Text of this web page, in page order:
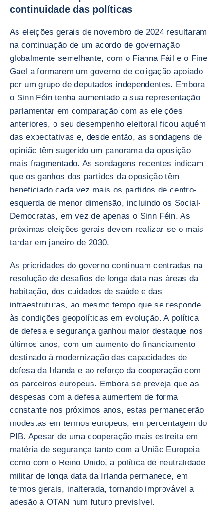
continuidade das políticas
As eleições gerais de novembro de 2024 resultaram
na continuação de um acordo de governação
globalmente semelhante, com o Fianna Fáil e o Fine
Gael a formarem um governo de coligação apoiado
por um grupo de deputados independentes. Embora
o Sinn Féin tenha aumentado a sua representação
parlamentar em comparação com as eleições
anteriores, o seu desempenho eleitoral ficou aquém
das expectativas e, desde então, as sondagens de
opinião têm sugerido um panorama da oposição
mais fragmentado. As sondagens recentes indicam
que os ganhos dos partidos da oposição têm
beneficiado cada vez mais os partidos de centro-
esquerda de menor dimensão, incluindo os Social-
Democratas, em vez de apenas o Sinn Féin. As
próximas eleições gerais devem realizar-se o mais
tardar em janeiro de 2030.
As prioridades do governo continuam centradas na
resolução de desafios de longa data nas áreas da
habitação, dos cuidados de saúde e das
infraestruturas, ao mesmo tempo que se responde
às condições geopolíticas em evolução. A política
de defesa e segurança ganhou maior destaque nos
últimos anos, com um aumento do financiamento
destinado à modernização das capacidades de
defesa da Irlanda e ao reforço da cooperação com
os parceiros europeus. Embora se preveja que as
despesas com a defesa aumentem de forma
constante nos próximos anos, estas permanecerão
modestas em termos europeus, em percentagem do
PIB. Apesar de uma cooperação mais estreita em
matéria de segurança tanto com a União Europeia
como com o Reino Unido, a política de neutralidade
militar de longa data da Irlanda permanece, em
termos gerais, inalterada, tornando improvável a
adesão à OTAN num futuro previsível.